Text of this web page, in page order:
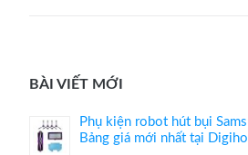
BÀI VIẾT MỚI
Phụ kiện robot hút bụi
Bảng giá mới nhất tại